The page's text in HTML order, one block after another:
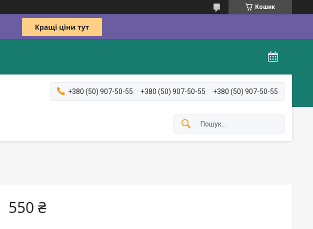
Кошик
+380 (50) 907-50-55 +380 (50) 907-50-55 +380 (50) 907-50-55
550 ₴